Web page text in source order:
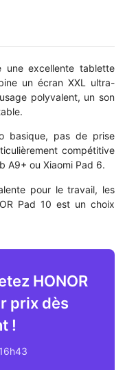
une excellente tablette
un écran XXL ultra-
polyvalent, un son
basique, pas de prise
compétitive
A9+ ou Xiaomi Pad 6.
pour le travail, les
Pad 10 est un choix
HONOR
prix dès
!